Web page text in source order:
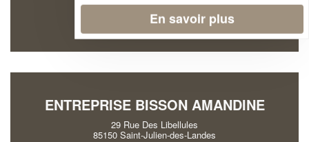
10 Rue Des Ondines
85150 Sainte-Flaive-des-Loups
ENTREPRISE BISSON AMANDINE
29 Rue Des Libellules
85150 Saint-Julien-des-Landes
En savoir plus